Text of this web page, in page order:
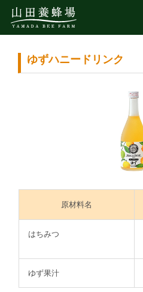
ゆずハニードリンク
原材料名
はちみつ
ゆず果汁